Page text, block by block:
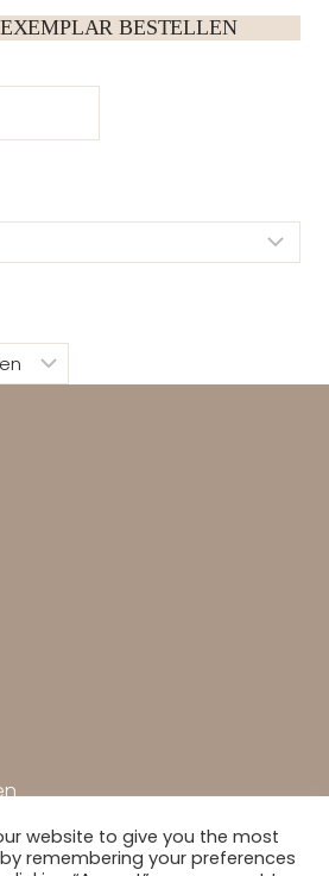
BESTELLEN
SUCHEN
website to give you the most
remembering your preferences